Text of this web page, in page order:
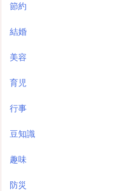
節約
結婚
美容
育児
行事
豆知識
趣味
防災